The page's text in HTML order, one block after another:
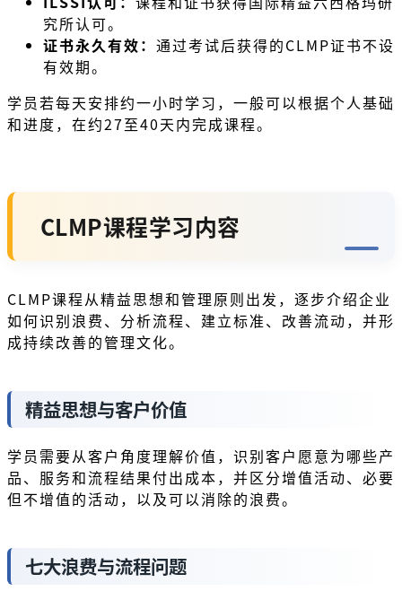
究所认可。
证书永久有效： 通过考试后获得的CLMP证书不设
有效期。
学员若每天安排约一小时学习，一般可以根据个人基础
和进度，在约27至40天内完成课程。
CLMP课程学习内容
CLMP课程从精益思想和管理原则出发，逐步介绍企业
如何识别浪费、分析流程、建立标准、改善流动，并形
成持续改善的管理文化。
精益思想与客户价值
学员需要从客户角度理解价值，识别客户愿意为哪些产
品、服务和流程结果付出成本，并区分增值活动、必要
但不增值的活动，以及可以消除的浪费。
七大浪费与流程问题